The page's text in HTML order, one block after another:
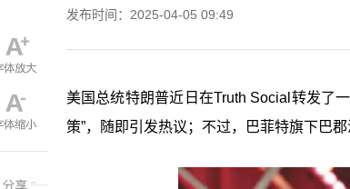
发布时间：2025-04-05 09:49
美国总统特朗普近日在Truth Social转发了
策”，随即引发热议；不过，巴菲特旗下巴